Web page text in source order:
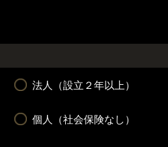
法人（設立２年以上）
個人（社会保険なし）